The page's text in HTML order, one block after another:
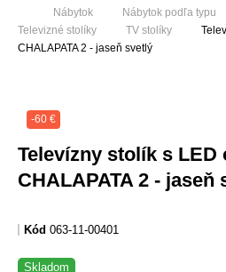
Nábytok Nábytok podľa typu
Televizné stolíky
TV stolíky
CHALAPATA 2 - jaseň svetlý
-60 €
Televízny stolík s LED
CHALAPATA 2 - jaseň
Kód 063-11-00401
Skladom